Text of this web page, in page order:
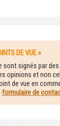
DE VUE »
sont signés par
opinions et non
de vue en
formulaire de